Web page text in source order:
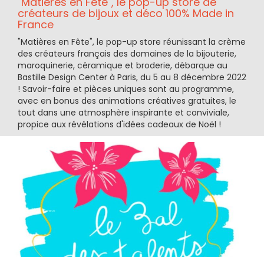
créateurs de bijoux et déco 100% Made in
France
"Matières en Fête", le pop-up store réunissant la crème
des créateurs français des domaines de la bijouterie,
maroquinerie, céramique et broderie, débarque au
Bastille Design Center à Paris, du 5 au 8 décembre 2022
! Savoir-faire et pièces uniques sont au programme,
avec en bonus des animations créatives gratuites, le
tout dans une atmosphère inspirante et conviviale,
propice aux révélations d'idées cadeaux de Noël !